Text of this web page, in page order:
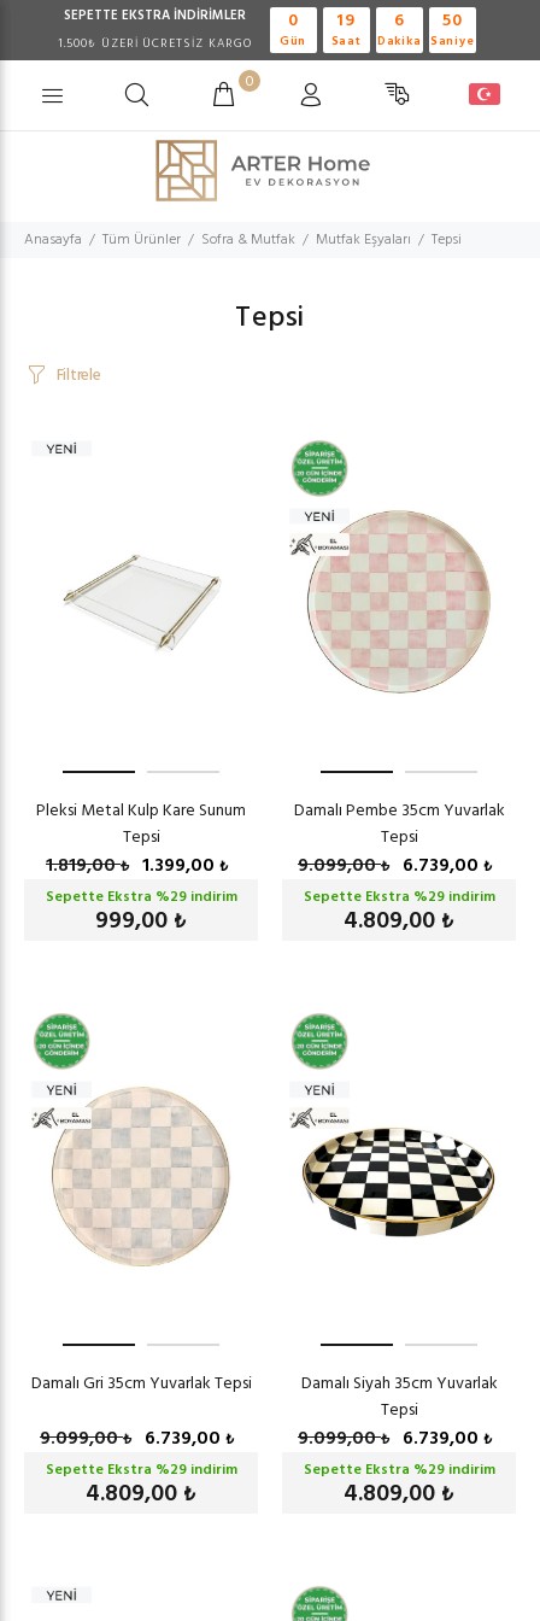
SEPETTE EKSTRA İNDİRİMLER
1.500₺ ÜZERİ ÜCRETSİZ KARGO
0
Gün
19
Saat
6
Dakika
48
Saniye
0
Anasayfa Tüm Ürünler Sofra & Mutfak Mutfak Eşyaları Tepsi
Tepsi
Filtrele
Pleksi Metal Kulp Kare Sunum
Tepsi
1.819,00₺ 1.399,00 ₺
Sepette Ekstra %29indirim
999,00 ₺
Damalı Pembe 35cm Yuvarlak
Tepsi
9.099,00₺ 6.739,00 ₺
Sepette Ekstra %29indirim
4.809,00 ₺
Damalı Gri 35cm Yuvarlak Tepsi
9.099,00₺ 6.739,00 ₺
Sepette Ekstra %29indirim
4.809,00 ₺
Damalı Siyah 35cm Yuvarlak
Tepsi
9.099,00₺ 6.739,00 ₺
Sepette Ekstra %29indirim
4.809,00 ₺